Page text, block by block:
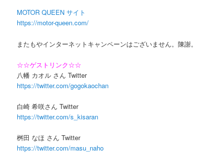
MOTOR QUEEN サイト
https://motor-queen.com/
またもやインターネットキャンペーンはございません。陳謝。
☆☆ゲストリンク☆☆
八幡 カオル さん Twitter
https://twitter.com/gogokaochan
白崎 希咲さん Twitter
https://twitter.com/s_kisaran
桝田 なほ さん Twitter
https://twitter.com/masu_naho